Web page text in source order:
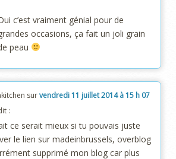
c’est vraiment génial pour de
occasions, ça fait un joli grain
peau
survendredi 11 juillet 2014 à 15 h 07
:
ce serait mieux si tu pouvais juste
le lien sur madeinbrussels, overblog
supprimé mon blog car plus